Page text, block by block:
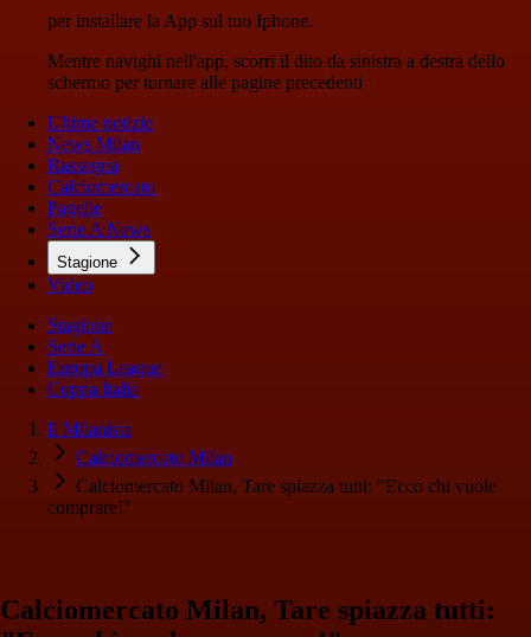
per installare la App sul tuo Iphone.
Mentre navighi nell'app, scorri il dito da sinistra a destra dello
schermo per tornare alle pagine precedenti
Ultime notizie
News Milan
Rassegna
Calciomercato
Pagelle
Serie A News
Stagione
Video
Stagione
Serie A
Europa League
Coppa Italia
Il Milanista
Calciomercato Milan
Calciomercato Milan, Tare spiazza tutti: "Ecco chi vuole
comprare!"
Calciomercato Milan, Tare spiazza tutti: